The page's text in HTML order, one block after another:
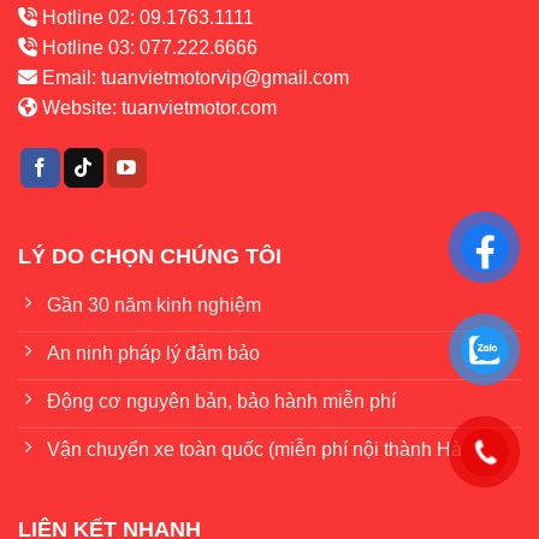
Hotline 02: 09.1763.1111
Hotline 03: 077.222.6666
Email: tuanvietmotorvip@gmail.com
Website: tuanvietmotor.com
LÝ DO CHỌN CHÚNG TÔI
Gần 30 năm kinh nghiệm
An ninh pháp lý đảm bảo
Động cơ nguyên bản, bảo hành miễn phí
Vận chuyển xe toàn quốc (miễn phí nội thành Hà Nội)
LIÊN KẾT NHANH